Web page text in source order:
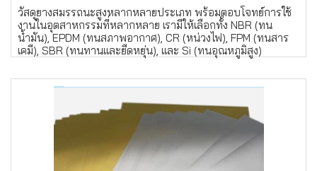
วัสดุยางสมรรถนะสูงหลากหลายประเภท พร้อมตอบโจทย์การใช้
งานในอุตสาหกรรมที่หลากหลาย เรามีให้เลือกทั้ง NBR (ทน
น้ำมัน), EPDM (ทนสภาพอากาศ), CR (หน่วงไฟ), FPM (ทนสาร
เคมี), SBR (ทนทานและยืดหยุ่น), และ Si (ทนอุณหภูมิสูง)